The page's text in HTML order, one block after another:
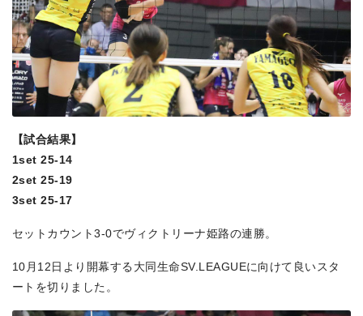
【試合結果】
1set 25-14
2set 25-19
3set 25-17
セットカウント3-0でヴィクトリーナ姫路の連勝。
10月12日より開幕する大同生命SV.LEAGUEに向けて良いスタ
ートを切りました。